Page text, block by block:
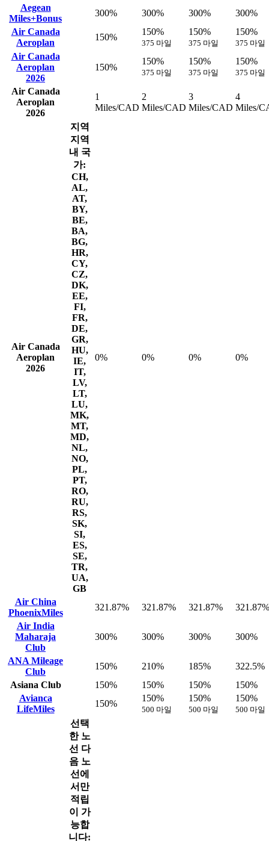
Aegean
Miles+Bonus
300% 300% 300%
300%
Air Canada
Aeroplan
150%
150%
375 마일
150%
375 마일
150%
375 마일
Air Canada
Aeroplan
2026
150%
150%
375 마일
150%
375 마일
150%
375 마일
Air Canada
Aeroplan
2026
1
Miles/CAD
2
Miles/CAD
3
Miles/CAD
4
Miles/
Air Canada
Aeroplan
2026
지역
지역
내 국
가:
CH,
AL,
AT,
BY,
BE,
BA,
BG,
HR,
CY,
CZ,
DK,
EE,
FI,
FR,
DE,
GR,
HU,
IE,
IT,
LV,
LT,
LU,
MK,
MT,
MD,
NL,
NO,
PL,
PT,
RO,
RU,
RS,
SK,
SI,
ES,
SE,
TR,
UA,
GB
0% 0% 0% 0%
Air China
PhoenixMiles
321.87% 321.87% 321.87%
321.87%
Air India
Maharaja
Club
300% 300% 300% 300%
ANA Mileage
Club
150% 210% 185%
322.5%
Asiana Club
150% 150% 150%
150%
Avianca
LifeMiles
150%
150%
500 마일
150%
500 마일
150%
500 마일
선택
한 노
선 다
음 노
선에
서만
적립
이 가
능합
니다: